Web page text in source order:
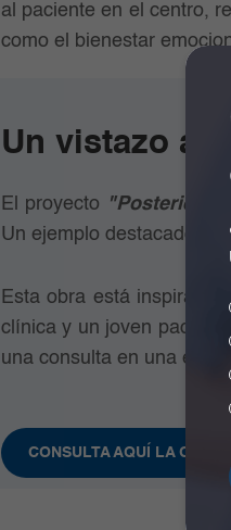
al paciente en el centro,
como el bienestar
Un vistazo al
El proyecto "Posteridad:
Un ejemplo destacado es
Esta obra está inspirada
clínica y un joven
una consulta en una
CONSULTA AQUÍ LA OBRA